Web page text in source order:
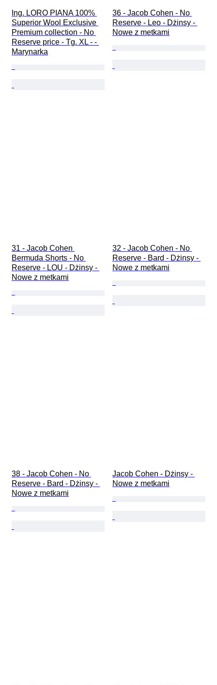
Ing. LORO PIANA 100%
Superior Wool Exclusive
Premium collection - No
Reserve price - Tg. XL - -
Marynarka
36 - Jacob Cohen - No
Reserve - Leo - Dżinsy -
Nowe z metkami
31 - Jacob Cohen
Bermuda Shorts - No
Reserve - LOU - Dżinsy -
Nowe z metkami
32 - Jacob Cohen - No
Reserve - Bard - Dżinsy -
Nowe z metkami
38 - Jacob Cohen - No
Reserve - Bard - Dżinsy -
Nowe z metkami
Jacob Cohen - Dżinsy -
Nowe z metkami